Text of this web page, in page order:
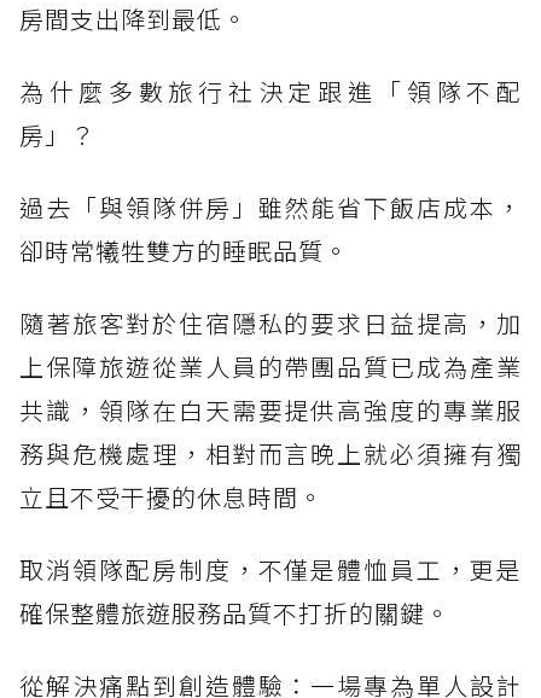
房間支出降到最低。
為什麼多數旅行社決定跟進「領隊不配
房」？
過去「與領隊併房」雖然能省下飯店成本，
卻時常犧牲雙方的睡眠品質。
隨著旅客對於住宿隱私的要求日益提高，加
上保障旅遊從業人員的帶團品質已成為產業
共識，領隊在白天需要提供高強度的專業服
務與危機處理，相對而言晚上就必須擁有獨
立且不受干擾的休息時間。
取消領隊配房制度，不僅是體恤員工，更是
確保整體旅遊服務品質不打折的關鍵。
從解決痛點到創造體驗：一場專為單人設計